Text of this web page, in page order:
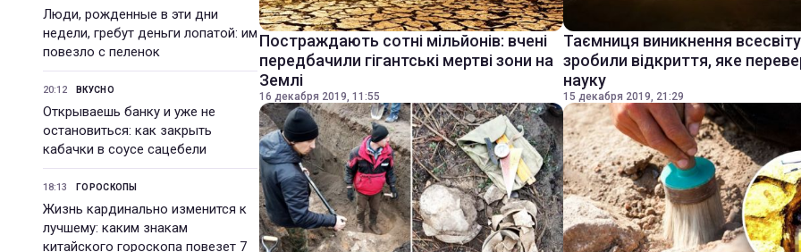
Люди, рожденные в эти дни
недели, гребут деньги лопатой: им
повезло с пеленок
20:12 ВКУСНО
Открываешь банку и уже не
остановиться: как закрыть
кабачки в соусе сацебели
18:13 ГОРОСКОПЫ
Жизнь кардинально изменится к
лучшему: каким знакам
китайского гороскопа повезет 7
Постраждають сотні мільйонів: вчені
передбачили гігантські мертві зони на
Землі
16 декабря 2019, 11:55
Таємниця виникнення
зробили відкриття, яке
науку
15 декабря 2019, 21:29